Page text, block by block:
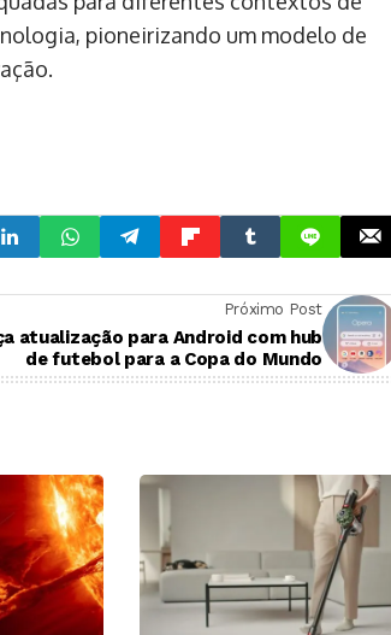
pioneirizando um modelo de
Próximo Post
atualização para Android com hub
de futebol para a Copa do Mundo